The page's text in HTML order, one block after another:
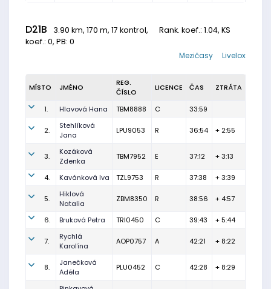
D21B 3.90 km, 170 m, 17 kontrol, Rank. koef.: 1.04, KS
koef.: 0, PB: 0
Livelox
Mezičasy
MÍSTO JMÉNO
REG.
ČÍSLO
LICENCE ČAS ZTRÁTA
1. Hlavová Hana TBM8888 C 33:59
2.
Stehlíková
Jana
LPU9053 R 36:54 + 2:55
3.
Kozáková
Zdenka
TBM7952 E 37:12 + 3:13
4. Kavánková Iva TZL9753 R 37:38 + 3:39
5.
Hiklová
Natalia
ZBM8350 R 38:56 + 4:57
6. Bruková Petra TRI0450 C 39:43 + 5:44
7.
Rychlá
Karolína
AOP0757 A 42:21 + 8:22
8.
Janečková
Adéla
PLU0452 C 42:28 + 8:29